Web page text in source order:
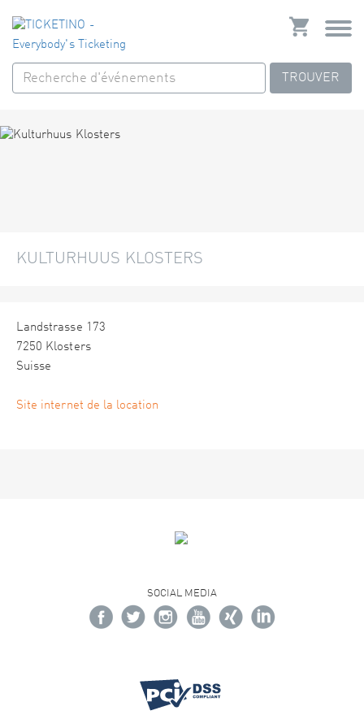
TROUVER
KULTURHUUS KLOSTERS
Landstrasse 173
7250 Klosters
Suisse
Site internet de la location
SOCIAL MEDIA